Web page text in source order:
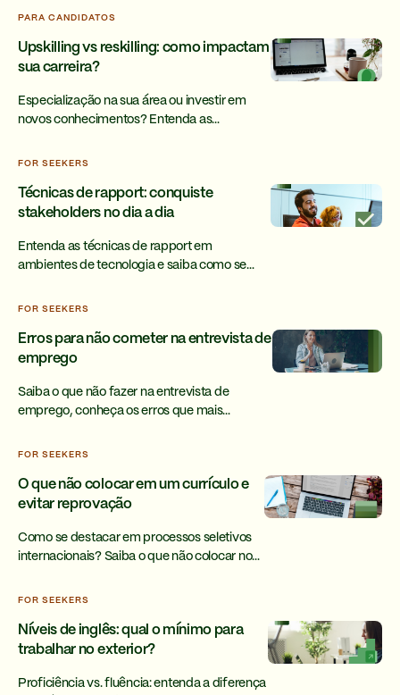
argumentos convincentes.
PARA CANDIDATOS
Upskilling vs reskilling: como impactam
sua carreira?
Especialização na sua área ou investir em
novos conhecimentos? Entenda as
para fazer a melhor escolha.
FOR SEEKERS
Técnicas de rapport: conquiste
stakeholders no dia a dia
Entenda as técnicas de rapport em
ambientes de tecnologia e saiba como se
verdadeira com stakeholders.
FOR SEEKERS
Erros para não cometer na entrevista de
emprego
Saiba o que não fazer na entrevista de
emprego, conheça os erros que mais
e veja como se preparar melhor.
FOR SEEKERS
O que não colocar em um currículo e
evitar reprovação
Como se destacar em processos seletivos
internacionais? Saiba o que não colocar no
recrutadores.
FOR SEEKERS
Níveis de inglês: qual o mínimo para
trabalhar no exterior?
Proficiência vs. fluência: entenda a diferença